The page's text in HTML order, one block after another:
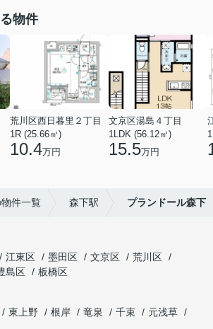
物件
荒川区西日暮里２丁目
1R (25.66㎡)
10.4万円
文京区湯島４丁目
1LDK (56.12㎡)
15.5万円
件一覧 森下駅 プランドール森下
江東区 墨田区 文京区
荒川区
島区
板橋区
東上野 根岸 竜泉 千束
元浅草